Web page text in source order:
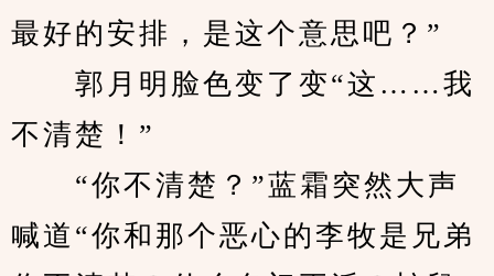
最好的安排，是这个意思吧？”
郭月明脸色变了变“这……我
不清楚！”
“你不清楚？”蓝霜突然大声
喊道“你和那个恶心的李牧是兄弟